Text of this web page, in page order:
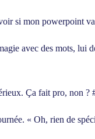
si mon powerpoint
avec des mots, lui
Ça fait pro, non
« Oh, rien de